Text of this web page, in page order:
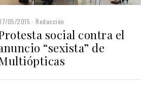
05/2015 Redacción
social contra el
“sexista” de